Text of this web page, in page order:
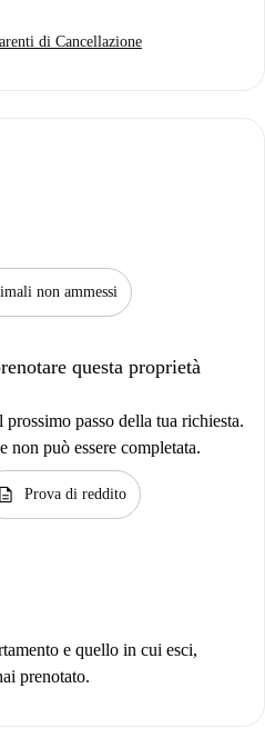
di Cancellazione
non ammessi
questa proprietà
passo della tua richiesta.
non può essere completata.
description Prova di reddito
e quello in cui esci,
prenotato.